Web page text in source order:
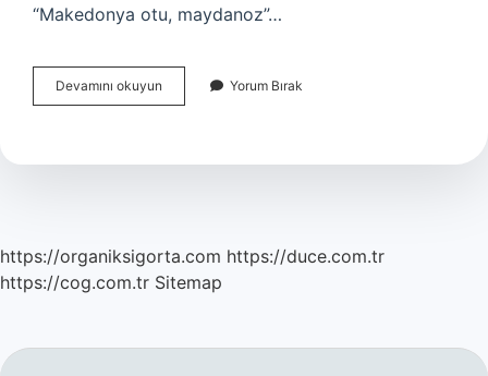
“Makedonya otu, maydanoz”…
Devamını okuyun
Türkçe
Yorum Bırak
https://organiksigorta.com https://duce.com.tr
https://cog.com.tr Sitemap